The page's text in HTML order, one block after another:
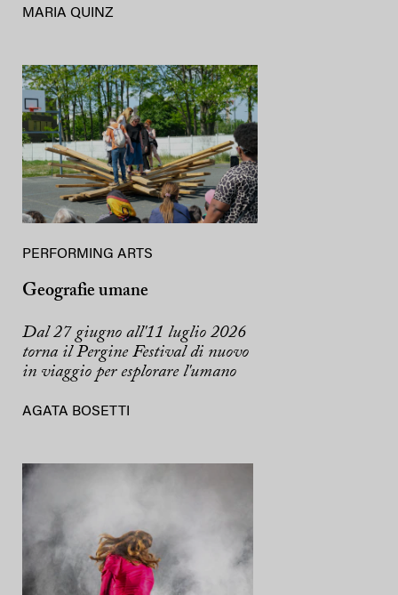
MARIA QUINZ
PERFORMING ARTS
Geografie umane
Dal 27 giugno all'11 luglio 2026
torna il Pergine Festival di nuovo
in viaggio per esplorare l'umano
AGATA BOSETTI